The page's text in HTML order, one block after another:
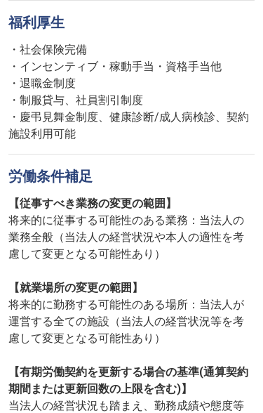
福利厚生
・社会保険完備
・インセンティブ・稼動手当・資格手当他
・退職金制度
・制服貸与、社員割引制度
・慶弔見舞金制度、健康診断/成人病検診、契約
施設利用可能
労働条件補足
【従事すべき業務の変更の範囲】
将来的に従事する可能性のある業務：当法人の
業務全般（当法人の経営状況や本人の適性を考
慮して変更となる可能性あり）
【就業場所の変更の範囲】
将来的に勤務する可能性のある場所：当法人が
運営する全ての施設（当法人の経営状況等を考
慮して変更となる可能性あり）
【有期労働契約を更新する場合の基準(通算契約
期間または更新回数の上限を含む)】
当法人の経営状況も踏まえ、勤務成績や態度等